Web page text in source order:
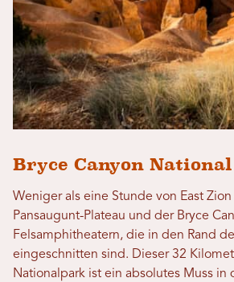
Bryce Canyon
Weniger als eine Stunde von East
Pansaugunt-Plateau und der Bryce
Felsamphitheatern, die in den Rand
eingeschnitten sind. Dieser 32
Nationalpark ist ein absolutes Muss in